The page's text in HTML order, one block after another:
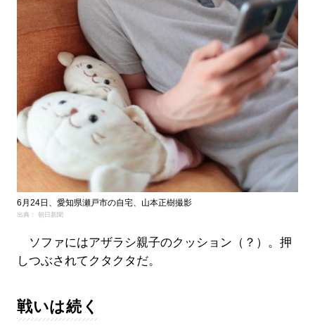
6月24日、愛知県瀬戸市の自宅、山本正樹撮影
出典： 朝日新聞
ソファにはアザラシ親子のクッション（？）。押
しつぶされてクタクタだ。
戦いは続く